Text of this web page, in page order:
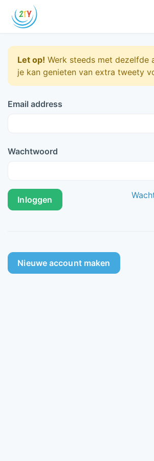
Let op! Werk steeds met dezelfde
je kan genieten van extra tweety
Email address
Wachtwoord
Inloggen
Nieuwe account maken